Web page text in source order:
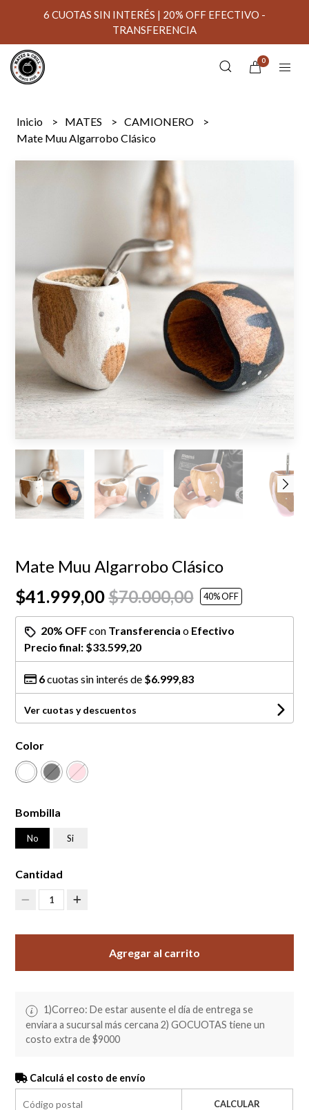
6 CUOTAS SIN INTERÉS | 20% OFF EFECTIVO -
TRANSFERENCIA
0
Inicio MATES
CAMIONERO
Mate Muu Algarrobo Clásico
Mate Muu Algarrobo Clásico
$41.999,00$70.000,00 40% OFF
20% OFFcon Transferencia o Efectivo
Precio final: $33.599,20
6cuotas sin interés de $6.999,83
Ver cuotas y descuentos
Color
Bombilla
No Si
Cantidad
1
Agregar al carrito
1)Correo: De estar ausente el día de entrega se
enviara a sucursal más cercana 2) GOCUOTAS tiene un
costo extra de $9000
Calculá el costo de envío
CALCULAR